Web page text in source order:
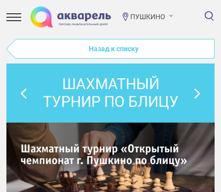
ПУШКИНО
Назад к списку
ШАХМАТНЫЙ
ТУРНИР ПО БЛИЦУ